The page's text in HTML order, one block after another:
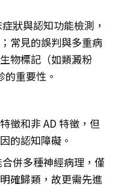
狀與認知功能檢測，
常見的誤判與多重病
物標記（如類澱粉
重要性。
徵和非 AD 特徵，但
的認知障礙。
併多種神經病理，僅
確歸類，故更需先進